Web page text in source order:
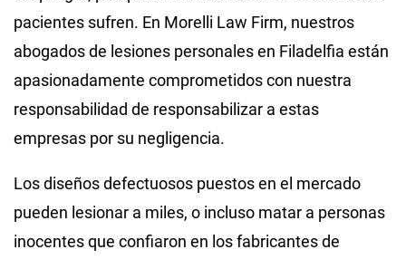
pacientes sufren. En Morelli Law Firm, nuestros
abogados de lesiones personales en Filadelfia están
apasionadamente comprometidos con nuestra
responsabilidad de responsabilizar a estas
empresas por su negligencia.
Los diseños defectuosos puestos en el mercado
pueden lesionar a miles, o incluso matar a personas
inocentes que confiaron en los fabricantes de